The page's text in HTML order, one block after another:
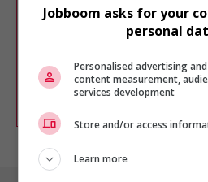
Veuillez faire une
Vous pouvez en tout
chercher un poste
d'intérêt en emploi en
comme membre
Jobboom asks for your
personal
Personalised advertising
content measurement,
services development
Store and/or access
Learn more